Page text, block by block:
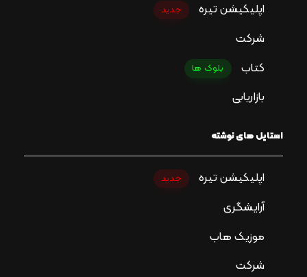
اپلیکیشن تیره
جدید
شرکت
کتاب
بلوک ها
بازاریابی
استایل های نوشته
اپلیکیشن تیره جدید
آرایشگری
موزیک هاب
شرکت